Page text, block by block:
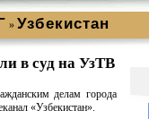
» Узбекистан
в суд на УзТВ
делам города
«Узбекистан».